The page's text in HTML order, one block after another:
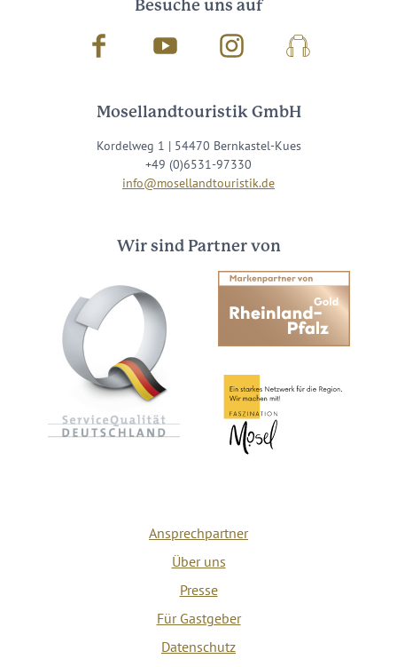
Besuche uns auf
Facebook Youtube InstagramPodcast
Mosellandtouristik GmbH
Kordelweg 1 | 54470 Bernkastel-Kues
+49 (0)6531-97330
info@mosellandtouristik.de
Wir sind Partner von
Ansprechpartner
Über uns
Presse
Für Gastgeber
Datenschutz